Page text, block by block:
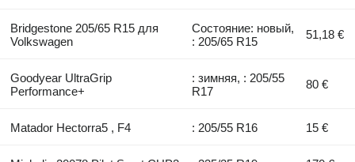
Bridgestone 205/65 R15 для
Volkswagen
Состояние: новый,
: 205/65 R15
51,18 €
Goodyear UltraGrip
Performance+
: зимняя, : 205/55
R17
80 €
Matador Hectorra5 , F4 : 205/55 R16 15 €